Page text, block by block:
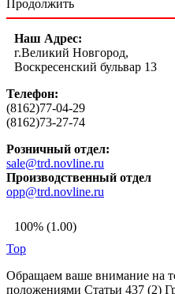
Продолжить
Наш Адрес:
г.Великий Новгород,
Воскресенский бульвар 13
Телефон:
(8162)77-04-29
(8162)73-27-74
Розничный отдел:
sale@trd.novline.ru
Производственный отдел
opp@trd.novline.ru
100% (1.00)
Top
Обращаем ваше внимание на
положениями Статьи 437 (2)